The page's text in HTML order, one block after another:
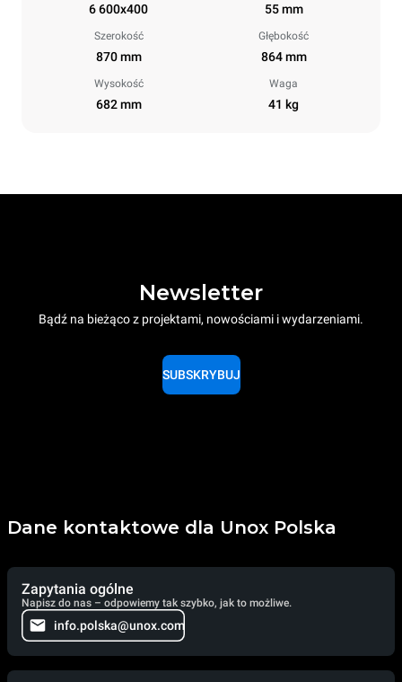
6 600x400 55 mm
Szerokość
870 mm
Głębokość
864 mm
Wysokość
682 mm
Waga
41 kg
Newsletter
Bądź na bieżąco z projektami, nowościami i wydarzeniami.
SUBSKRYBUJ
Dane kontaktowe dla Unox Polska
Zapytania ogólne
Napisz do nas – odpowiemy tak szybko, jak to możliwe.
info.polska@unox.com